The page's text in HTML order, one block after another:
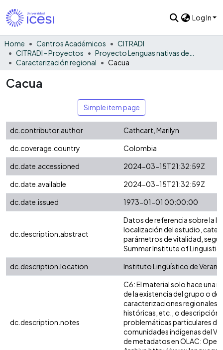
Log In
Home Centros Académicos
CITRADI
CITRADI - Proyectos
Caracterización regional
Cacua
Cacua
Simple item page
dc.contributor.author
Cathcart, Marilyn
dc.coverage.country
Colombia
dc.date.accessioned
2024-03-15T21:32:59Z
dc.date.available
2024-03-15T21:32:59Z
dc.date.issued
1973-01-01 00:00:00
dc.description.abstract
Datos de referencia sobre la
localización del estudio,
parámetros de vitalidad,
Summer Institute of
dc.description.location
Instituto Lingüístico de Verano
dc.description.notes
C6: El material solo hace una
de la existencia del grupo o de
caracterizaciones regionales,
históricas, etc., o descripción
problemáticas particulares de
comunidades indígenas del
de metadatos en OLAC: Open